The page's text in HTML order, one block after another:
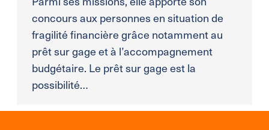
concours aux personnes en situation de
fragilité financière grâce notamment au
prêt sur gage et à l’accompagnement
budgétaire. Le prêt sur gage est la
possibilité…